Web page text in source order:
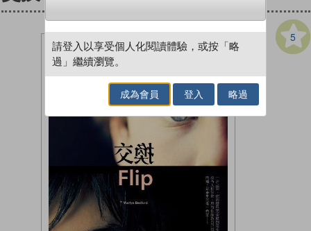
5
請登入以享受個人化閱讀體驗，或按「略
過」繼續瀏覽。
成為會員 登入 略過